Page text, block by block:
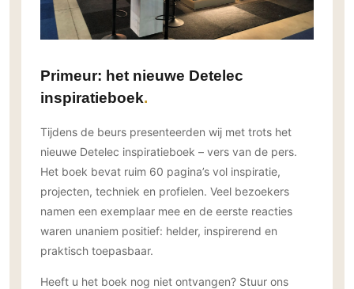
Houten deuren
Stalen deuren
Deurbeslag
Raambeslag
Vloeren
Beton Ciré vloeren
PVC vloeren
Gietvloeren
Houten vloeren
Primeur: het nieuwe Detelec
inspiratieboek
Tijdens de beurs presenteerden wij met trots het
nieuwe Detelec inspiratieboek – vers van de pers.
Het boek bevat ruim 60 pagina’s vol inspiratie,
projecten, techniek en profielen. Veel bezoekers
namen een exemplaar mee en de eerste reacties
waren unaniem positief: helder, inspirerend en
praktisch toepasbaar.
Heeft u het boek nog niet ontvangen? Stuur ons